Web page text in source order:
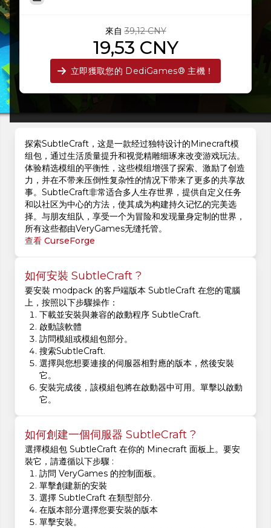
來自 39,12 CNY
19,53 CNY
立即獲取您的 DediGames® 主機！
探索SubtleCraft，这是一款经过独特设计的Minecraft模
组包，通过生活质量提升和视觉精雕细琢来改变游戏玩法。
体验精选模组的平衡性，这些模组增强了探索、激励了创造
力，并在不带来压倒性复杂性的情况下带来了更多的共享故
事。SubtleCraft非常适合多人生存世界，提供自定义任务
和以社区为中心的方法，使其成为构建持久记忆的完美选
择。与朋友组队，享受一个为冒险和发现量身定制的世界，
所有这些都由VeryGames无缝托管。
查看 CurseForge
如何安裝 SubtleCraft ?
要安裝 modpack 的客戶端版本 SubtleCraft 在您的電腦
上，按照以下步驟操作：
下載並安裝與兼容的啟動程序 SubtleCraft.
啟動該軟體
訪問模組或模組包部分。
搜索SubtleCraft.
選擇與您想要連接的伺服器相對應的版本，然後安裝
它。
安裝完成後，該模組包將在啟動器中可用。單擊以啟動
它。
如何創建一個伺服器 SubtleCraft ?
選擇模組包 SubtleCraft 在你的 Minecraft 面板上。要安
裝它，請遵循以下步驟 :
訪問 VeryGames 的控制面板。
單擊創建新的安裝
選擇 SubtleCraft 在類型部分.
在版本部分選擇您要安裝的版本
單擊安裝。